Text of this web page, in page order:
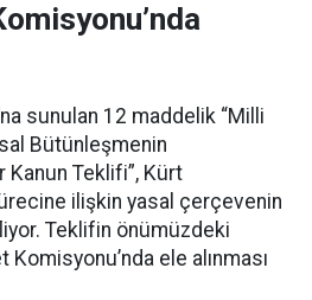
sunulan 12 maddelik “Milli
Bütünleşmenin
Teklifi”, Kürt
ilişkin yasal çerçevenin
Teklifin önümüzdeki
ele alınması